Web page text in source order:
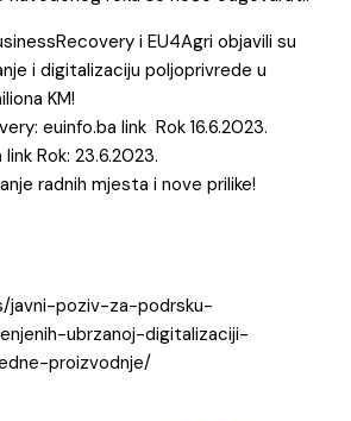
i EU4Agri objavili su
i digitalizaciju poljoprivrede u
KM!
euinfo.ba link Rok 16.6.2023.
link Rok: 23.6.2023.
radnih mjesta i nove prilike!
javni-poziv-za-podrsku-
ubrzanoj-digitalizaciji-
proizvodnje/